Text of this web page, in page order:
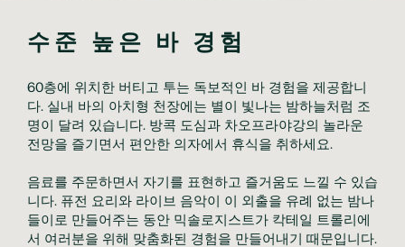
수준 높은 바 경험
60층에 위치한 버티고 투는 독보적인 바 경험을 제공합니
다. 실내 바의 아치형 천장에는 별이 빛나는 밤하늘처럼 조
명이 달려 있습니다. 방콕 도심과 차오프라야강의 놀라운
전망을 즐기면서 편안한 의자에서 휴식을 취하세요.
음료를 주문하면서 자기를 표현하고 즐거움도 느낄 수 있습
니다. 퓨전 요리와 라이브 음악이 이 외출을 유례 없는 밤나
들이로 만들어주는 동안 믹솔로지스트가 칵테일 트롤리에
서 여러분을 위해 맞춤화된 경험을 만들어내기 때문입니다.